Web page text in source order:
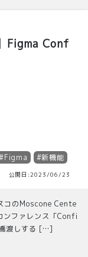
Figma Conf
#新機能
公開日:2023/06/23
コのMoscone Cente
ファレンス「Confi
渡しする […]